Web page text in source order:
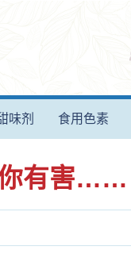
味剂 食用色素
你有害……